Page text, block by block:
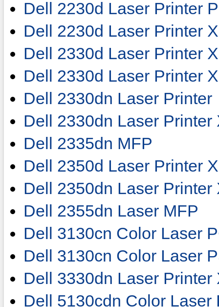
Dell 2230d Laser Printer
Dell 2230d Laser Printer
Dell 2330d Laser Printer
Dell 2330d Laser Printer
Dell 2330dn Laser Printer
Dell 2330dn Laser Printer
Dell 2335dn MFP
Dell 2350d Laser Printer
Dell 2350dn Laser Printer
Dell 2355dn Laser MFP
Dell 3130cn Color Laser
Dell 3130cn Color Laser
Dell 3330dn Laser Printer
Dell 5130cdn Color Laser